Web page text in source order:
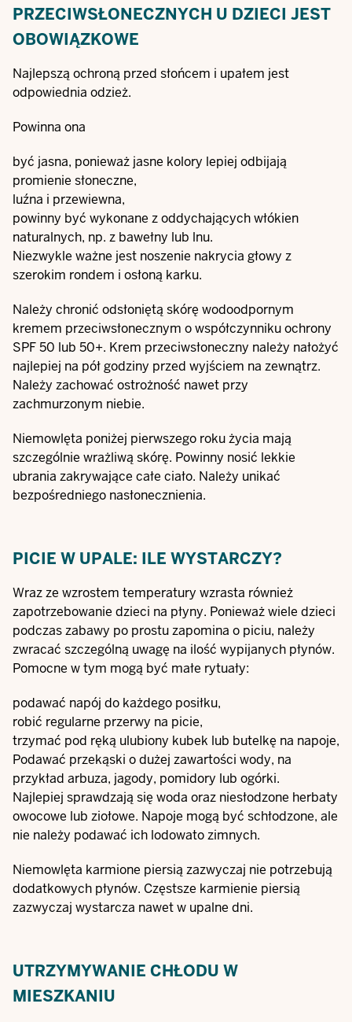
PRZECIWSŁONECZNYCH U DZIECI JEST
OBOWIĄZKOWE
Najlepszą ochroną przed słońcem i upałem jest
odpowiednia odzież.
Powinna ona
być jasna, ponieważ jasne kolory lepiej odbijają
promienie słoneczne,
luźna i przewiewna,
powinny być wykonane z oddychających włókien
naturalnych, np. z bawełny lub lnu.
Niezwykle ważne jest noszenie nakrycia głowy z
szerokim rondem i osłoną karku.
Należy chronić odsłoniętą skórę wodoodpornym
kremem przeciwsłonecznym o współczynniku ochrony
SPF 50 lub 50+. Krem przeciwsłoneczny należy nałożyć
najlepiej na pół godziny przed wyjściem na zewnątrz.
Należy zachować ostrożność nawet przy
zachmurzonym niebie.
Niemowlęta poniżej pierwszego roku życia mają
szczególnie wrażliwą skórę. Powinny nosić lekkie
ubrania zakrywające całe ciało. Należy unikać
bezpośredniego nasłonecznienia.
PICIE W UPALE: ILE WYSTARCZY?
Wraz ze wzrostem temperatury wzrasta również
zapotrzebowanie dzieci na płyny. Ponieważ wiele dzieci
podczas zabawy po prostu zapomina o piciu, należy
zwracać szczególną uwagę na ilość wypijanych płynów.
Pomocne w tym mogą być małe rytuały:
podawać napój do każdego posiłku,
robić regularne przerwy na picie,
trzymać pod ręką ulubiony kubek lub butelkę na napoje,
Podawać przekąski o dużej zawartości wody, na
przykład arbuza, jagody, pomidory lub ogórki.
Najlepiej sprawdzają się woda oraz niesłodzone herbaty
owocowe lub ziołowe. Napoje mogą być schłodzone, ale
nie należy podawać ich lodowato zimnych.
Niemowlęta karmione piersią zazwyczaj nie potrzebują
dodatkowych płynów. Częstsze karmienie piersią
zazwyczaj wystarcza nawet w upalne dni.
UTRZYMYWANIE CHŁODU W
MIESZKANIU